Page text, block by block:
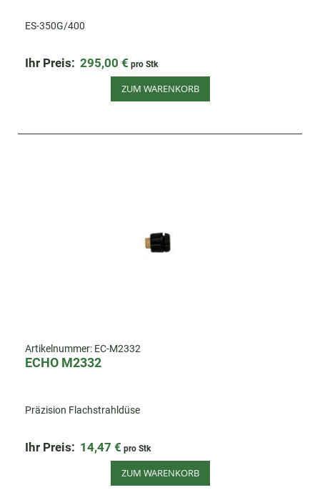
ES-350G/400
Ihr Preis: 295,00 € pro Stk
ZUM WARENKORB
Artikelnummer: EC-M2332
ECHO M2332
Präzision Flachstrahldüse
Ihr Preis: 14,47 € pro Stk
ZUM WARENKORB